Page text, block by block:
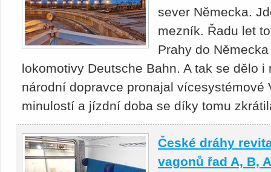
sever Německa.
mezník. Řadu let
Prahy do
lokomotivy Deutsche Bahn. A tak se dělo
národní dopravce pronajal vícesystémové
minulostí a jízdní doba se díky tomu
České dráhy
vagonů řad A, B,